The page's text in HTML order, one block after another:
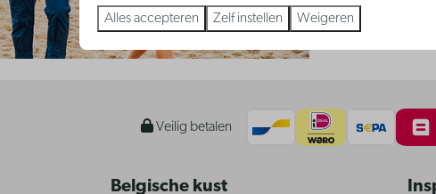
Veilig betalen
Belgische kust
Alles accepteren Zelf instellen Weigeren